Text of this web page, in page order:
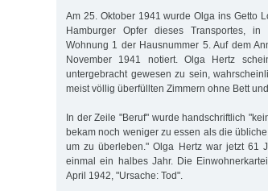
Am 25. Oktober 1941 wurde Olga ins Getto
Hamburger Opfer dieses Transportes,
Wohnung 1 der Hausnummer 5. Auf dem
November 1941 notiert. Olga Hertz
untergebracht gewesen zu sein,
meist völlig überfüllten Zimmern ohne Bett
In der Zeile "Beruf" wurde handschriftlich
bekam noch weniger zu essen als die
um zu überleben." Olga Hertz war jetzt 61
einmal ein halbes Jahr. Die
April 1942, "Ursache: Tod".